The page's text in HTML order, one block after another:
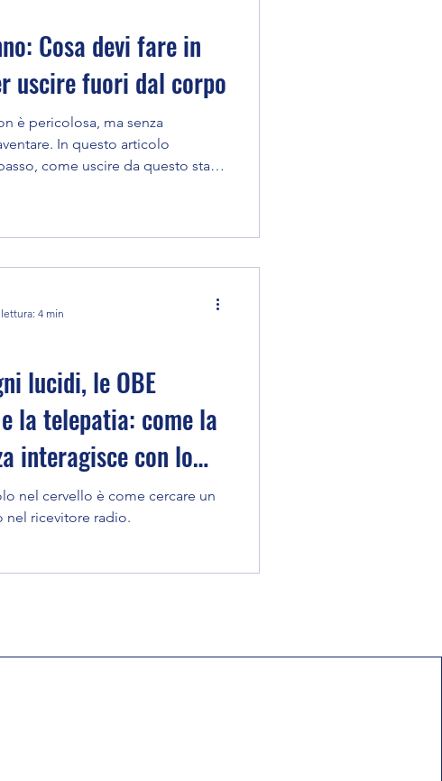
Cosa devi fare in
uscire fuori dal corpo
è pericolosa, ma senza
In questo articolo
come uscire da questo stato
lucidi, le OBE
la telepatia: come la
interagisce con lo
nel cervello è come cercare un
ricevitore radio.
4 min